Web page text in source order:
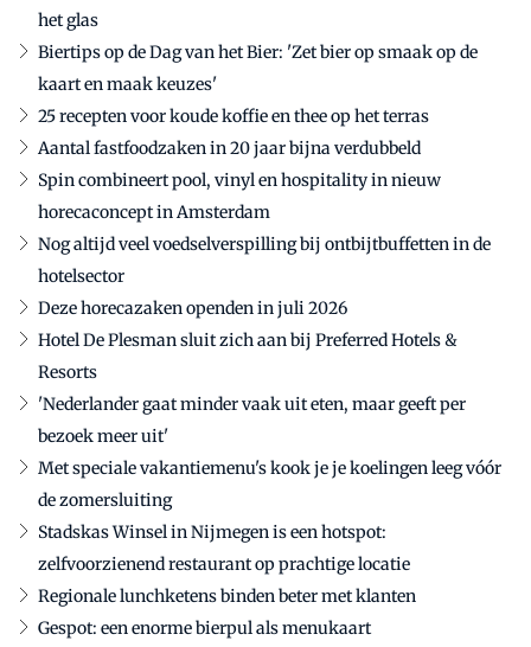
het glas
Biertips op de Dag van het Bier: 'Zet bier op smaak op de
kaart en maak keuzes'
25 recepten voor koude koffie en thee op het terras
Aantal fastfoodzaken in 20 jaar bijna verdubbeld
Spin combineert pool, vinyl en hospitality in nieuw
horecaconcept in Amsterdam
Nog altijd veel voedselverspilling bij ontbijtbuffetten in de
hotelsector
Deze horecazaken openden in juli 2026
Hotel De Plesman sluit zich aan bij Preferred Hotels &
Resorts
'Nederlander gaat minder vaak uit eten, maar geeft per
bezoek meer uit'
Met speciale vakantiemenu's kook je je koelingen leeg vóór
de zomersluiting
Stadskas Winsel in Nijmegen is een hotspot:
zelfvoorzienend restaurant op prachtige locatie
Regionale lunchketens binden beter met klanten
Gespot: een enorme bierpul als menukaart